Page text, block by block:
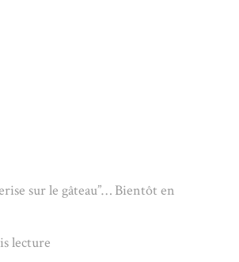
sur le gâteau”… Bientôt en
lecture